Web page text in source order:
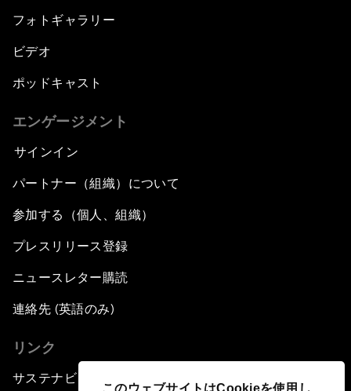
このウェブサイトはCookieを使用し
フォトギャラリー
ビデオ
ポッドキャスト
エンゲージメント
サインイン
パートナー（組織）について
参加する（個人、組織）
プレスリリース登録
ニュースレター購読
連絡先 (英語のみ)
リンク
サステナビリティへの取り組み